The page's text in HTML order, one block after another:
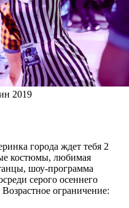
2019
города ждет тебя 2
костюмы, любимая
шоу-программа
серого осеннего
ограничение: